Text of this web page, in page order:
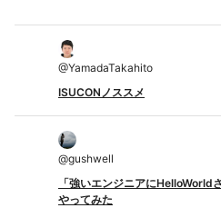
@YamadaTakahito
ISUCONノススメ
@gushwell
「強いエンジニアに
やってみた